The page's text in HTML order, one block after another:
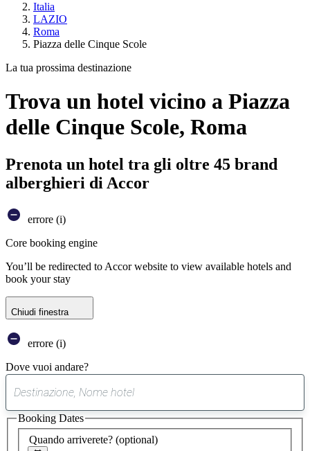
Italia
LAZIO
Roma
Piazza delle Cinque Scole
La tua prossima destinazione
Trova un hotel vicino a Piazza
delle Cinque Scole, Roma
Prenota un hotel tra gli oltre 45 brand
alberghieri di Accor
errore (i)
Core booking engine
You’ll be redirected to Accor website to view available hotels and
book your stay
Chiudi finestra
errore (i)
Dove vuoi andare?
suggerimento
trovato
Quando arriverete? (optional)
Booking Dates